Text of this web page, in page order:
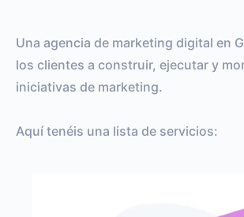
Una agencia de marketing digital en
los clientes a construir, ejecutar y
iniciativas de marketing.
Aquí tenéis una lista de servicios: